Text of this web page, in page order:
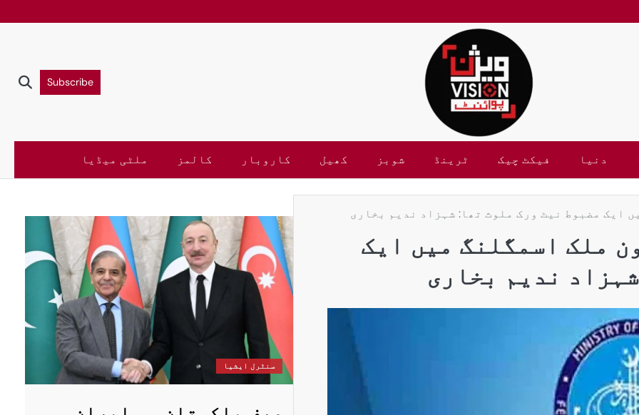
Subscribe
دنیا فیکٹ چیک ٹرینڈ شوبز کھیل کاروبار کالمز ملٹی میڈیا
ایک مضبوط نیٹ ورک ملوث تھا: شہزاد ندیم بخاری
ملک اسمگلنگ میں ایک
ندیم بخاری
سنٹرل ایشیا
پاکستان اور تاجکستان کا